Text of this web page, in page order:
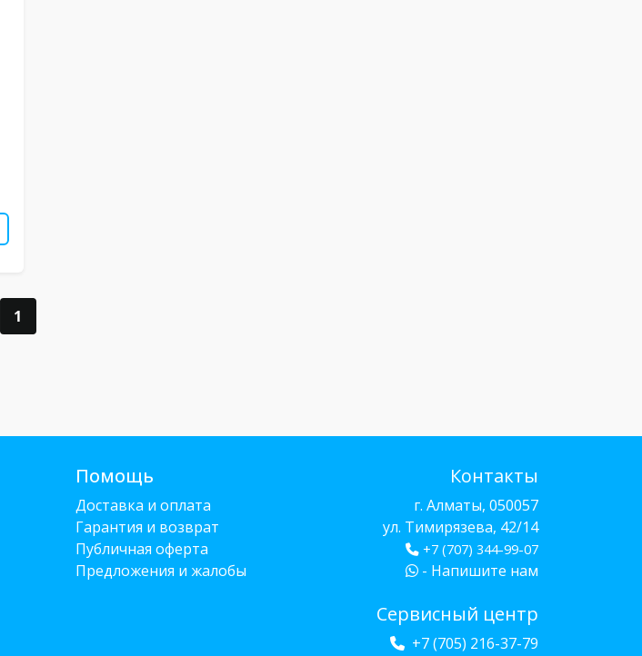
1
Помощь
Доставка и оплата
Гарантия и возврат
Публичная оферта
Предложения и жалобы
Контакты
г. Алматы, 050057
ул. Тимирязева, 42/14
+7 (707) 344-99-07
- Напишите нам
Сервисный центр
+7 (705) 216-37-79